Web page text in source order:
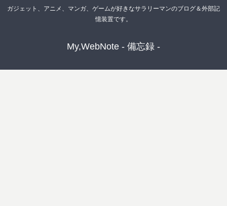
ガジェット、アニメ、マンガ、ゲームが好きなサラリーマンのブログ＆外部記
憶装置です。
My,WebNote - 備忘録 -